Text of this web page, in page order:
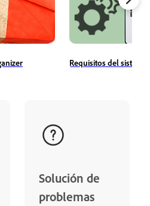
Requisitos del
Solución de
problemas